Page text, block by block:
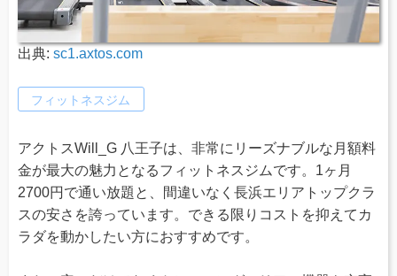
出典: sc1.axtos.com
フィットネスジム
アクトスWill_G 八王子は、非常にリーズナブルな月額料
金が最大の魅力となるフィットネスジムです。1ヶ月
2700円で通い放題と、間違いなく長浜エリアトップクラ
スの安さを誇っています。できる限りコストを抑えてカ
ラダを動かしたい方におすすめです。